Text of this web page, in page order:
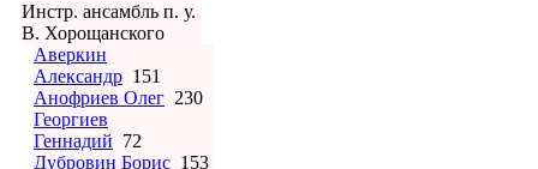
Инстр. ансамбль п. у.
В. Хорощанского
Аверкин
Александр 151
Анофриев Олег 230
Георгиев
Геннадий 72
Дубровин Борис 153